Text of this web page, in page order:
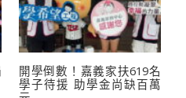
開學倒數！嘉義家扶619名
學子待援 助學金尚缺百萬